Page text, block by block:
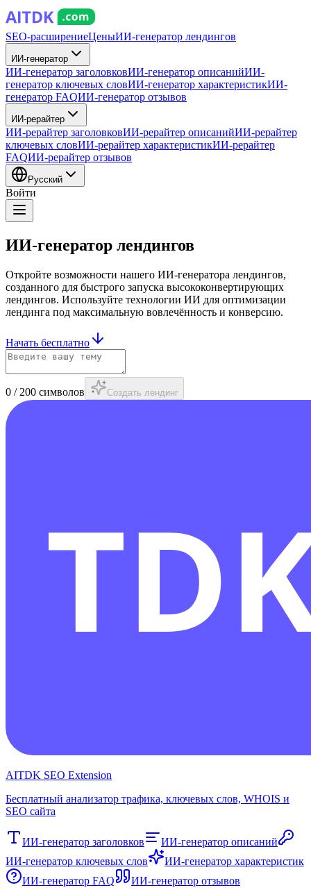
SEO-расширениеЦеныИИ-генератор лендингов
ИИ-генератор
ИИ-генератор заголовковИИ-генератор описанийИИ-
генератор ключевых словИИ-генератор характеристикИИ-
генератор FAQИИ-генератор отзывов
ИИ-рерайтер
ИИ-рерайтер заголовковИИ-рерайтер описанийИИ-рерайтер
ключевых словИИ-рерайтер характеристикИИ-рерайтер
FAQИИ-рерайтер отзывов
Русский
Войти
ИИ-генератор лендингов
Откройте возможности нашего ИИ-генератора лендингов,
созданного для быстрого запуска высококонвертирующих
лендингов. Используйте технологии ИИ для оптимизации
лендинга под максимальную вовлечённость и конверсию.
Начать бесплатно
0 / 200 символов Создать лендинг
AITDK SEO Extension
Бесплатный анализатор трафика, ключевых слов, WHOIS и
SEO сайта
ИИ-генератор заголовков
ИИ-генератор описаний
ИИ-генератор ключевых слов
ИИ-генератор характеристик
ИИ-генератор FAQ
ИИ-генератор отзывов